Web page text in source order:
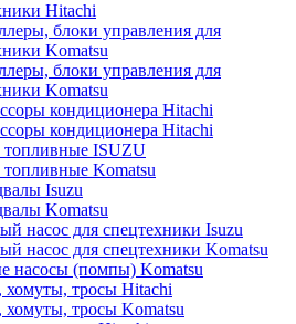
Hitachi
блоки управления для
Komatsu
блоки управления для
Komatsu
кондиционера Hitachi
кондиционера Hitachi
топливные ISUZU
Komatsu
Isuzu
Komatsu
насос для спецтехники Isuzu
насос для спецтехники Komatsu
насосы (помпы) Komatsu
тросы Hitachi
тросы Komatsu